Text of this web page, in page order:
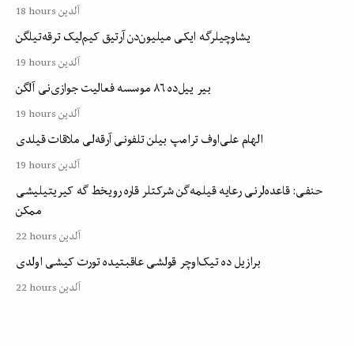
18 hours آلدین
یشاوچیلرگه ایکی میلیون‌دن آرتیق کیم‌لیک ترقه‌تیلگن
19 hours آلدین
بیر ییل‌ده ۸۶ موسسه فعالیت جوازی‌نی آلگن
19 hours آلدین
الهام علی‌اوف ترامپ بیلن تلفونی آرقه‌لی ملاقات قیلدی
19 hours آلدین
حنفی: قاعده‌لرنی رعایه قیلمه‌گن شرکتلر قاره رویخط گه کیریتیلیشی
ممکن
22 hours آلدین
برازیل ده تیک‌اوچر قولشی عاقبتیده تورت کیشی اولدی
22 hours آلدین